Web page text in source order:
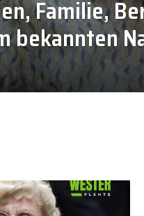
Familie,
bekannten